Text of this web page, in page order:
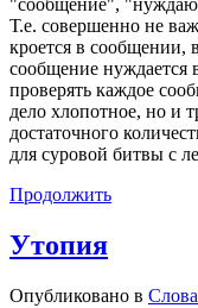
"сообщение",
Т.е. совершенно не
кроется в сообщении,
сообщение нуждается
проверять каждое
дело хлопотное, но и
достаточного
для суровой битвы с
Продолжить
Утопия
Опубликовано в Слова